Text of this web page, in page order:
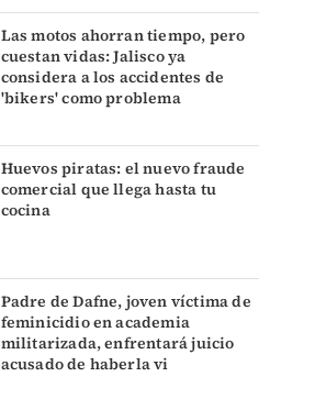
Las motos ahorran tiempo, pero
cuestan vidas: Jalisco ya
considera a los accidentes de
'bikers' como problema
Huevos piratas: el nuevo fraude
comercial que llega hasta tu
cocina
Padre de Dafne, joven víctima de
feminicidio en academia
militarizada, enfrentará juicio
acusado de haberla vi